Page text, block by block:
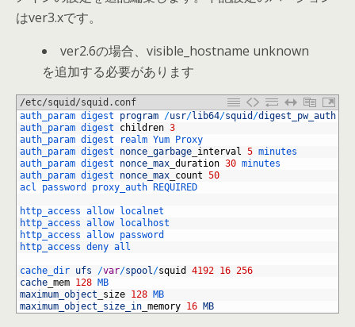
はver3.xです。
ver2.6の場合、visible_hostname unknown
を追加する必要があります
/etc/squid/squid.conf
auth_param digest program /usr/lib64/squid /digest_pw_auth
auth_param digest children 3
auth_param digest realm Yum
Proxy
auth_param digest nonce_garbage interval 5 minutes
auth_param digest nonce_max duration 30 minutes
auth_param digest nonce_max count 50
acl password proxy_auth REQUIRED
http_access allow localnet
http_access allow localhost
http_access allow password
http_access deny all
cache_dir ufs /var/spool/squid 4192 16 256
cache mem 128 MB
maximum_object
size 128 MB
maximum_object_size_in memory 16 MB